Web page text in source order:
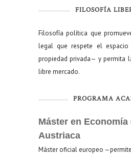
FILOSOFÍA
Filosofía política que
legal que respete el
propiedad privada— y permita
libre mercado.
PROGRAMA
Máster en Economía
Austriaca
Máster oficial europeo